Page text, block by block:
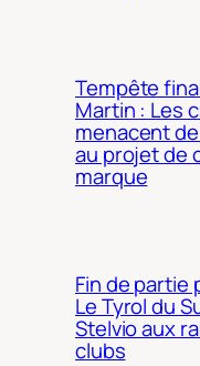
Tempête
Martin : Les
menacent
au projet de
marque
Fin de partie
Le Tyrol du
Stelvio aux
clubs